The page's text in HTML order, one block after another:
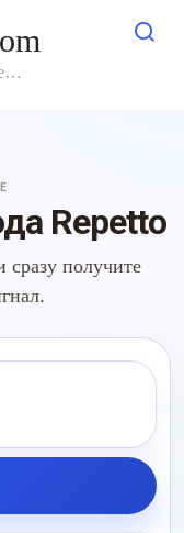
Repetto
сразу получите